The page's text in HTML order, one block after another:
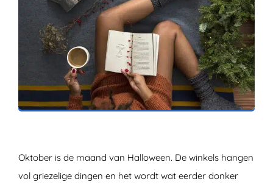
ZOEKEN
Oktober is de maand van Halloween. De winkels hangen
vol griezelige dingen en het wordt wat eerder donker